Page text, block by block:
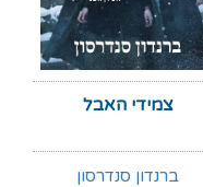
צמידי האבל
ברנדון סנדרסון